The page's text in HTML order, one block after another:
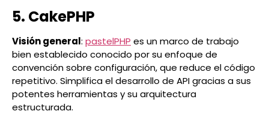
5. CakePHP
Visión general: pastelPHP es un marco de trabajo
bien establecido conocido por su enfoque de
convención sobre configuración, que reduce el código
repetitivo. Simplifica el desarrollo de API gracias a sus
potentes herramientas y su arquitectura
estructurada.